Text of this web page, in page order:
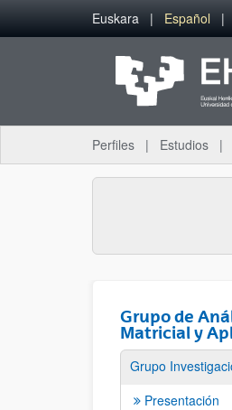
Saltar al contenido principal
Euskara Español
Perfiles Estudios
Grupo de
Matricial y
Grupo
Presentación